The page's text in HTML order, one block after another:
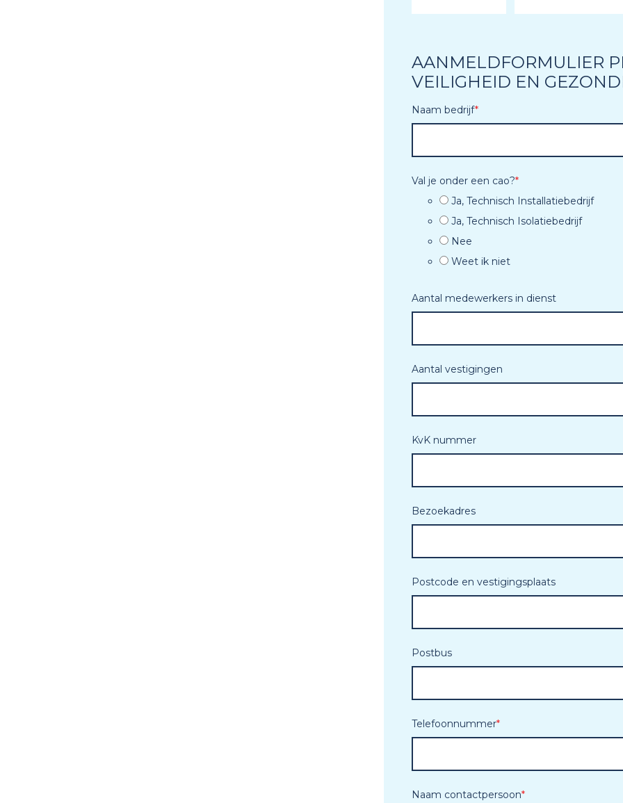
AANMELDFORMULIER
VEILIGHEID EN
Naam bedrijf*
Val je onder een cao?*
Ja, Technisch Installatiebedrijf
Ja, Technisch Isolatiebedrijf
Nee
Weet ik niet
Aantal medewerkers in dienst
Aantal vestigingen
KvK nummer
Bezoekadres
Postcode en vestigingsplaats
Postbus
Telefoonnummer*
Naam contactpersoon*